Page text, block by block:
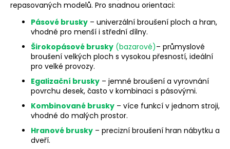
repasovaných modelů. Pro snadnou orientaci:
Pásové brusky – univerzální broušení ploch a hran,
vhodné pro menší i střední dílny.
Širokopásové brusky (bazarové)– průmyslové
broušení velkých ploch s vysokou přesností, ideální
pro velké provozy.
Egalizační brusky – jemné broušení a vyrovnání
povrchu desek, často v kombinaci s pásovými.
Kombinované brusky – více funkcí v jednom stroji,
vhodné do malých prostor.
Hranové brusky – precizní broušení hran nábytku a
dveří.
e
HLEDAT